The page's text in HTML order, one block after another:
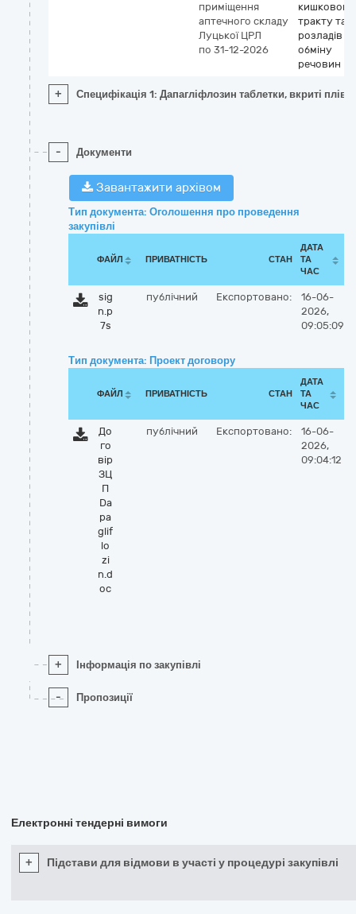
приміщення
аптечного складу
Луцької ЦРЛ
по 31-12-2026
кишкового
тракту та
розладів
обміну
речовин
+ Специфікація 1: Дапагліфлозин таблетки, вкриті
- Документи
Завантажити архівом
Тип документа: Оголошення про проведення
закупівлі
ФАЙЛ ПРИВАТНІСТЬ СТАН
ДАТА
ТА
ЧАС
sig
n.p
7s
публічний Експортовано:
16-06-
2026,
09:05:09
Тип документа: Проект договору
ФАЙЛ ПРИВАТНІСТЬ СТАН
ДАТА
ТА
ЧАС
До
го
вір
ЗЦ
П
Da
pa
glif
lo
zi
n.d
oc
публічний Експортовано:
16-06-
2026,
09:04:12
+ Інформація по закупівлі
- Пропозиції
Електронні тендерні вимоги
+ Підстави для відмови в участі у процедурі закупівлі